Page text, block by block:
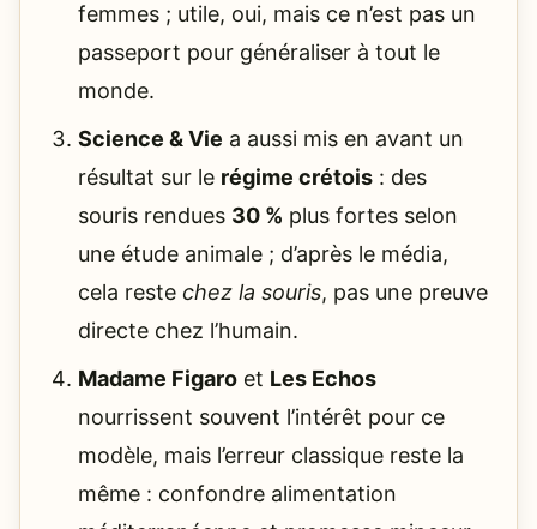
femmes ; utile, oui, mais ce n’est pas un
passeport pour généraliser à tout le
monde.
Science & Vie a aussi mis en avant un
résultat sur le régime crétois : des
souris rendues 30 % plus fortes selon
une étude animale ; d’après le média,
cela reste chez la souris, pas une preuve
directe chez l’humain.
Madame Figaro et Les Echos
nourrissent souvent l’intérêt pour ce
modèle, mais l’erreur classique reste la
même : confondre alimentation